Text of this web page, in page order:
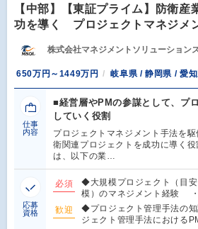
【中部】【東証プライム】防衛産
功を導く プロジェクトマネジメ
株式会社マネジメントソリューション
650万円～1449万円 岐阜県 / 静岡県 / 愛
仕事
内容
■経営層やPMの参謀として、プ
していく役割
プロジェクトマネジメント手法を
衛関連プロジェクトを成功に導く
は、以下の業…
応募
資格
必須
◆大規模プロジェクト（目
模）のマネジメント経験
歓迎
◆プロジェクト管理手法の
ジェクト管理手法における